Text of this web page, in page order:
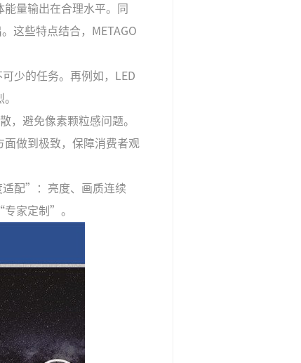
量输出在合理水平。同
这些特点结合，METAGO
少的任务。再例如，LED
避免像素颗粒感问题。
做到极致，保障消费者观
适配”：亮度、画质连续
专家定制”。